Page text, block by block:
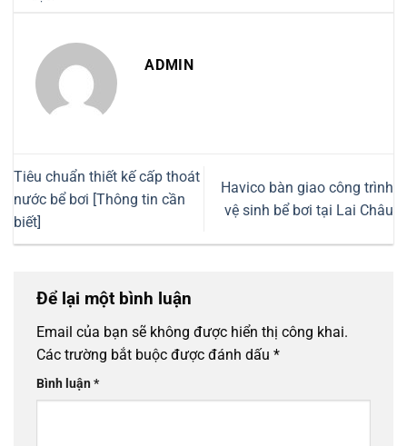
ADMIN
Tiêu chuẩn thiết kế cấp thoát
nước bể bơi [Thông tin cần
biết]
Havico bàn giao công trình
vệ sinh bể bơi tại Lai Châu
Để lại một bình luận
Email của bạn sẽ không được hiển thị công khai.
Các trường bắt buộc được đánh dấu *
Bình luận*